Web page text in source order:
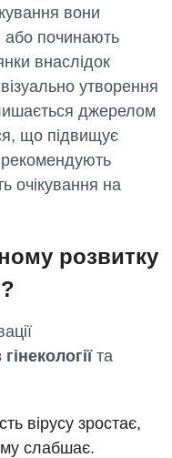
вони
або починають
внаслідок
утворення
джерелом
що підвищує
рекомендують
очікування на
розвитку
та
вірусу зростає,
слабшає.